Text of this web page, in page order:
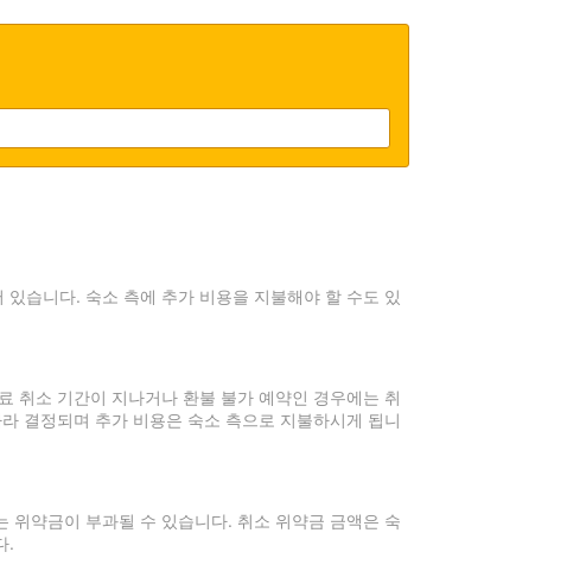
습니다. 숙소 측에 추가 비용을 지불해야 할 수도 있
취소 기간이 지나거나 환불 불가 예약인 경우에는 취
결정되며 추가 비용은 숙소 측으로 지불하시게 됩니
위약금이 부과될 수 있습니다. 취소 위약금 금액은 숙
.